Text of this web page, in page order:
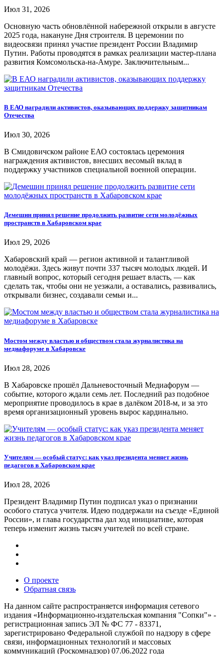
Июл 31, 2026
Основную часть обновлённой набережной открыли в августе
2025 года, накануне Дня строителя. В церемонии по
видеосвязи принял участие президент России Владимир
Путин. Работы проводятся в рамках реализации мастер-плана
развития Комсомольска-на-Амуре. Заключительным...
В ЕАО наградили активистов, оказывающих поддержку защитникам
Отечества
Июл 30, 2026
В Смидовичском районе ЕАО состоялась церемония
награждения активистов, внесших весомый вклад в
поддержку участников специальной военной операции.
Демешин принял решение продолжить развитие сети молодёжных
пространств в Хабаровском крае
Июл 29, 2026
Хабаровский край — регион активной и талантливой
молодёжи. Здесь живут почти 337 тысяч молодых людей. И
главный вопрос, который сегодня решает власть, — как
сделать так, чтобы они не уезжали, а оставались, развивались,
открывали бизнес, создавали семьи и...
Мостом между властью и обществом стала журналистика на
медиафоруме в Хабаровске
Июл 28, 2026
В Хабаровске прошёл Дальневосточный Медиафорум —
событие, которого ждали семь лет. Последний раз подобное
мероприятие проводилось в крае в далёком 2018-м, и за это
время организационный уровень вырос кардинально.
Учителям — особый статус: как указ президента меняет жизнь
педагогов в Хабаровском крае
Июл 28, 2026
Президент Владимир Путин подписал указ о признании
особого статуса учителя. Идею поддержали на съезде «Единой
России», и глава государства дал ход инициативе, которая
теперь изменит жизнь тысяч учителей по всей стране.
О проекте
Обратная связь
На данном сайте распространяется информация сетевого
издания «Информационно-издательская компания "Сопки"» -
регистрационная запись ЭЛ № ФС 77 - 83371,
зарегистрировано Федеральной службой по надзору в сфере
связи, информационных технологий и массовых
коммуникаций (Роскомнадзор) 07.06.2022 года